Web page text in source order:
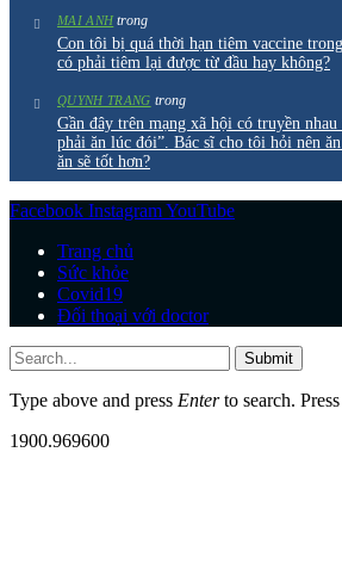
MAI ANH trong
Con tôi bị quá thời hạn tiêm vaccine
có phải tiêm lại được từ đầu hay không?
QUYNH TRANG trong
Gần đây trên mạng xã hội có truyền
phải ăn lúc đói”. Bác sĩ cho tôi hỏi nên
ăn sẽ tốt hơn?
Facebook InstagramYouTube
Trang chủ
Sức khỏe
Covid19
Đối thoại với doctor
Submit
Type above and press Enterto search. Press
1900.969600